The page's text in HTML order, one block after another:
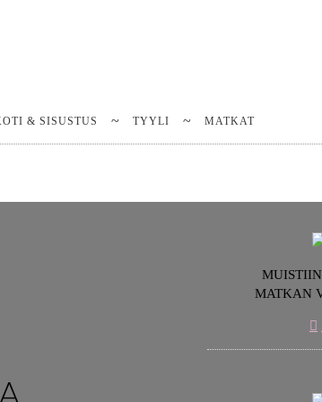
& SISUSTUS TYYLI MATKAT
MATKAN